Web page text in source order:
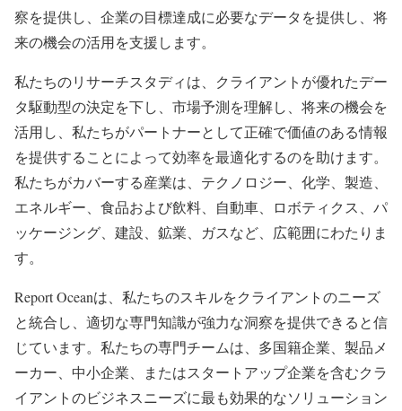
察を提供し、企業の目標達成に必要なデータを提供し、将
来の機会の活用を支援します。
私たちのリサーチスタディは、クライアントが優れたデー
タ駆動型の決定を下し、市場予測を理解し、将来の機会を
活用し、私たちがパートナーとして正確で価値のある情報
を提供することによって効率を最適化するのを助けます。
私たちがカバーする産業は、テクノロジー、化学、製造、
エネルギー、食品および飲料、自動車、ロボティクス、パ
ッケージング、建設、鉱業、ガスなど、広範囲にわたりま
す。
Report Oceanは、私たちのスキルをクライアントのニーズ
と統合し、適切な専門知識が強力な洞察を提供できると信
じています。私たちの専門チームは、多国籍企業、製品メ
ーカー、中小企業、またはスタートアップ企業を含むクラ
イアントのビジネスニーズに最も効果的なソリューション